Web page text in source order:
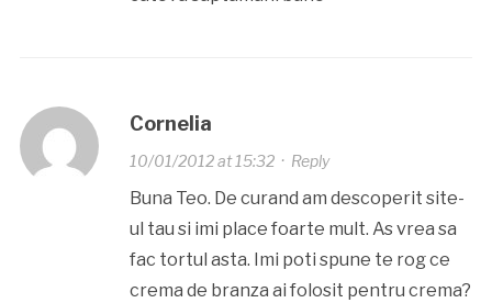
Cornelia
10/01/2012 at 15:32· Reply
Buna Teo. De curand am descoperit site-
ul tau si imi place foarte mult. As vrea sa
fac tortul asta. Imi poti spune te rog ce
crema de branza ai folosit pentru crema?